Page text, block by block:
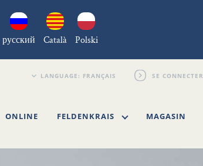
русский Català Polski
SE CONNECTER
ONLINE FELDENKRAIS MAGASIN